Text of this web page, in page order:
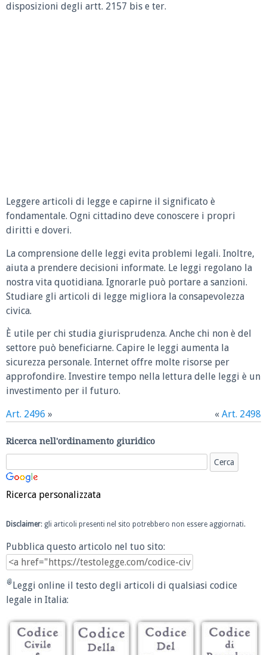
disposizioni degli artt. 2157 bis e ter.
Leggere articoli di legge e capirne il significato è
fondamentale. Ogni cittadino deve conoscere i propri
diritti e doveri.
La comprensione delle leggi evita problemi legali. Inoltre,
aiuta a prendere decisioni informate. Le leggi regolano la
nostra vita quotidiana. Ignorarle può portare a sanzioni.
Studiare gli articoli di legge migliora la consapevolezza
civica.
È utile per chi studia giurisprudenza. Anche chi non è del
settore può beneficiarne. Capire le leggi aumenta la
sicurezza personale. Internet offre molte risorse per
approfondire. Investire tempo nella lettura delle leggi è un
investimento per il futuro.
Art. 2496 » « Art. 2498
Ricerca nell'ordinamento giuridico
Ricerca personalizzata
Disclaimer: gli articoli presenti nel sito potrebbero non essere aggiornati.
Pubblica questo articolo nel tuo sito:
Leggi online il testo degli articoli di qualsiasi codice
legale in Italia: